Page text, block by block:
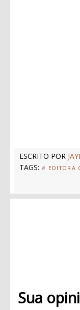
ESCRITO POR
TAGS: # EDITORA
Sua